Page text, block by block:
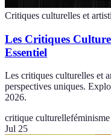
Critiques culturelles et
Les Critiques
Essentiel
Les critiques culturelles et
perspectives uniques.
2026.
critique culturelleféminisme
Jul 25